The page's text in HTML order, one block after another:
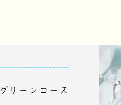
グリーンコース